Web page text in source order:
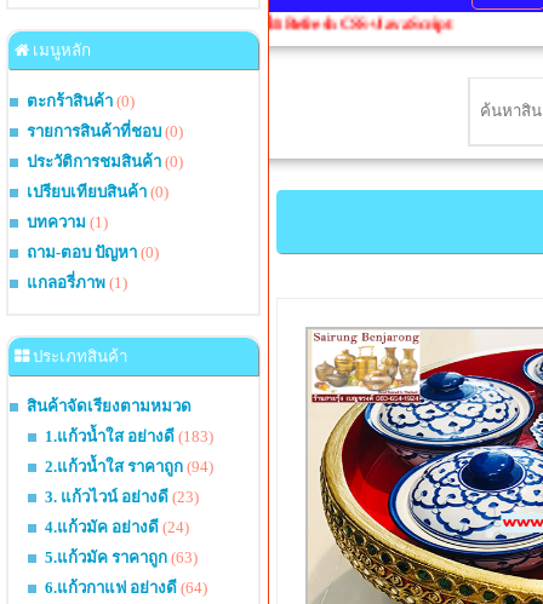
เมนูหลัก
ตะกร้าสินค้า (0)
รายการสินค้าที่ชอบ (0)
ประวัติการชมสินค้า (0)
เปรียบเทียบสินค้า (0)
บทความ (1)
ถาม-ตอบ ปัญหา (0)
แกลอรี่ภาพ (1)
ประเภทสินค้า
สินค้าจัดเรียงตามหมวด
1.แก้วน้ำใส อย่างดี (183)
2.แก้วน้ำใส ราคาถูก (94)
3. แก้วไวน์ อย่างดี (23)
4.แก้วมัค อย่างดี (24)
5.แก้วมัค ราคาถูก (63)
6.แก้วกาแฟ อย่างดี (64)
ากดปุ่ม Ctrl+F5 1 ครั้งเพื่อ Refresh CSS+JavaScript